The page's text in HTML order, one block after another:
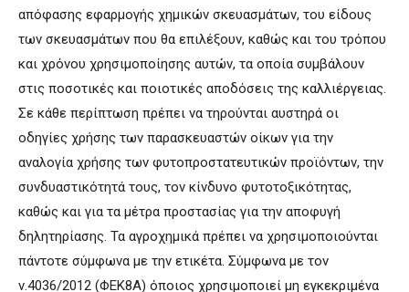
απόφασης εφαρμογής χημικών σκευασμάτων, του είδους
των σκευασμάτων που θα επιλέξουν, καθώς και του τρόπου
και χρόνου χρησιμοποίησης αυτών, τα οποία συμβάλουν
στις ποσοτικές και ποιοτικές αποδόσεις της καλλιέργειας.
Σε κάθε περίπτωση πρέπει να τηρούνται αυστηρά οι
οδηγίες χρήσης των παρασκευαστών οίκων για την
αναλογία χρήσης των φυτοπροστατευτικών προϊόντων, την
συνδυαστικότητά τους, τον κίνδυνο φυτοτοξικότητας,
καθώς και για τα μέτρα προστασίας για την αποφυγή
δηλητηρίασης. Τα αγροχημικά πρέπει να χρησιμοποιούνται
πάντοτε σύμφωνα με την ετικέτα. Σύμφωνα με τον
ν.4036/2012 (ΦΕΚ8Α) όποιος χρησιμοποιεί μη εγκεκριμένα